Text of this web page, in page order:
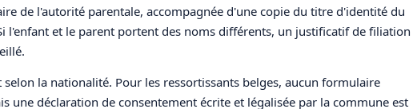
de l'autorité parentale, accompagnée d'une copie du titre d'identité du
l'enfant et le parent portent des noms différents, un justificatif de filiation
selon la nationalité. Pour les ressortissants belges, aucun formulaire
une déclaration de consentement écrite et légalisée par la commune est